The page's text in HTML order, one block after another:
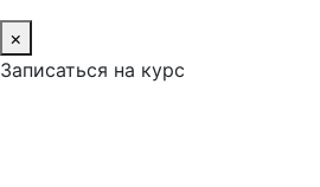
×
Записаться на курс